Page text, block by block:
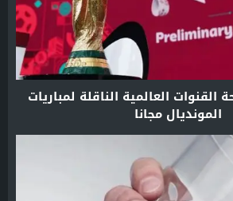
القنوات العالمية الناقلة لمباريات
المونديال مجانا